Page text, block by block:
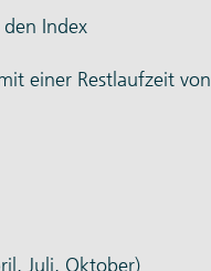
Index
einer Restlaufzeit von
Juli, Oktober)